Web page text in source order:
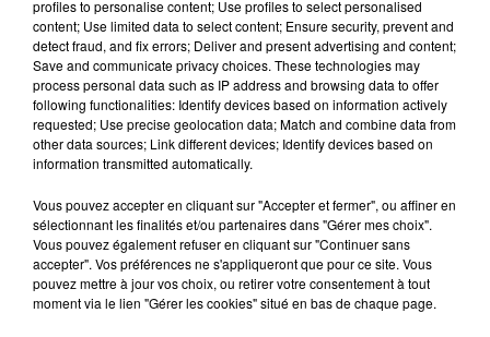
profiles to personalise content; Use profiles to select personalised
content; Use limited data to select content; Ensure security, prevent and
detect fraud, and fix errors; Deliver and present advertising and content;
Save and communicate privacy choices. These technologies may
process personal data such as IP address and browsing data to offer
following functionalities: Identify devices based on information actively
requested; Use precise geolocation data; Match and combine data from
other data sources; Link different devices; Identify devices based on
information transmitted automatically.
Vous pouvez accepter en cliquant sur "Accepter et fermer", ou affiner en
sélectionnant les finalités et/ou partenaires dans "Gérer mes choix".
Vous pouvez également refuser en cliquant sur "Continuer sans
accepter". Vos préférences ne s'appliqueront que pour ce site. Vous
pouvez mettre à jour vos choix, ou retirer votre consentement à tout
moment via le lien "Gérer les cookies" situé en bas de chaque page.